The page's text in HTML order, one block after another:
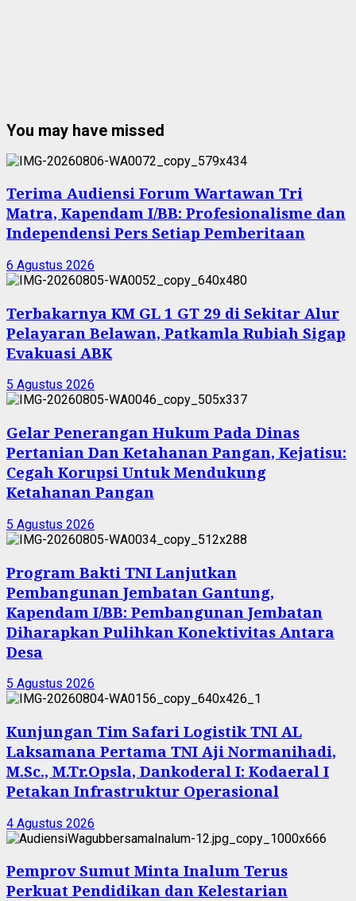
You may have missed
Terima Audiensi Forum Wartawan Tri
Matra, Kapendam I/BB: Profesionalisme dan
Independensi Pers Setiap Pemberitaan
6 Agustus 2026
Terbakarnya KM GL 1 GT 29 di Sekitar Alur
Pelayaran Belawan, Patkamla Rubiah Sigap
Evakuasi ABK
5 Agustus 2026
Gelar Penerangan Hukum Pada Dinas
Pertanian Dan Ketahanan Pangan, Kejatisu:
Cegah Korupsi Untuk Mendukung
Ketahanan Pangan
5 Agustus 2026
Program Bakti TNI Lanjutkan
Pembangunan Jembatan Gantung,
Kapendam I/BB: Pembangunan Jembatan
Diharapkan Pulihkan Konektivitas Antara
Desa
5 Agustus 2026
Kunjungan Tim Safari Logistik TNI AL
Laksamana Pertama TNI Aji Normanihadi,
M.Sc., M.Tr.Opsla, Dankoderal I: Kodaeral I
Petakan Infrastruktur Operasional
4 Agustus 2026
Pemprov Sumut Minta Inalum Terus
Perkuat Pendidikan dan Kelestarian